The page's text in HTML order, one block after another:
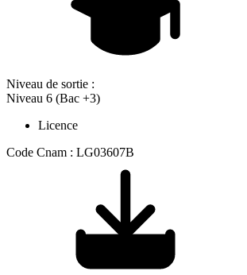
Niveau de sortie :
Niveau 6 (Bac +3)
Licence
Code Cnam : LG03607B